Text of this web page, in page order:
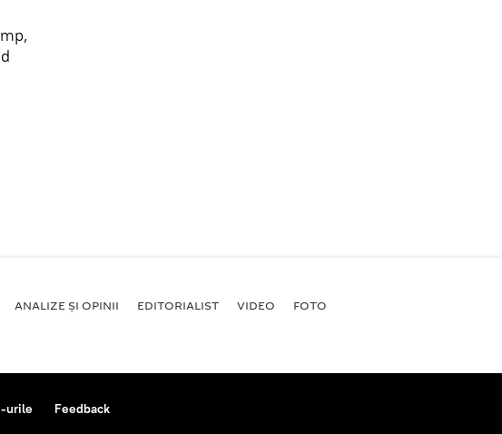
ANALIZE ȘI OPINII EDITORIALIST VIDEO FOTO
urile Feedback